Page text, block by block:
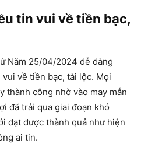
tin vui về tiền bạc,
Năm 25/04/2024 dễ dàng
về tiền bạc, tài lộc. Mọi
thành công nhờ vào may mắn
đã trải qua giai đoạn khó
đạt được thành quả như hiện
ai tin.